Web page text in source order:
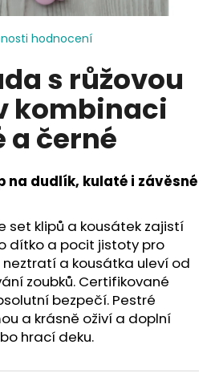
hodnocení
s růžovou
kombinaci
a černé
na dudlík, kulaté i závěsné
set klipů a kousátek zajistí
dítko a pocit jistoty pro
neztratí a kousátka uleví od
zoubků. Certifikované
bezpečí. Pestré
a krásně oživí a doplní
hrací deku.
HLEDAT